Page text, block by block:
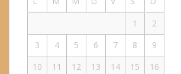
1
2
3
4 5 6 7 8
9
10
11 12 13 14 15 16